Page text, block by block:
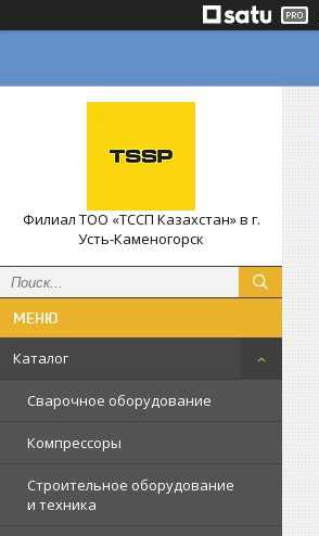
Филиал ТОО «ТССП Казахстан» в г.
Усть-Каменогорск
Каталог
Сварочное оборудование
Компрессоры
Строительное оборудование
и техника